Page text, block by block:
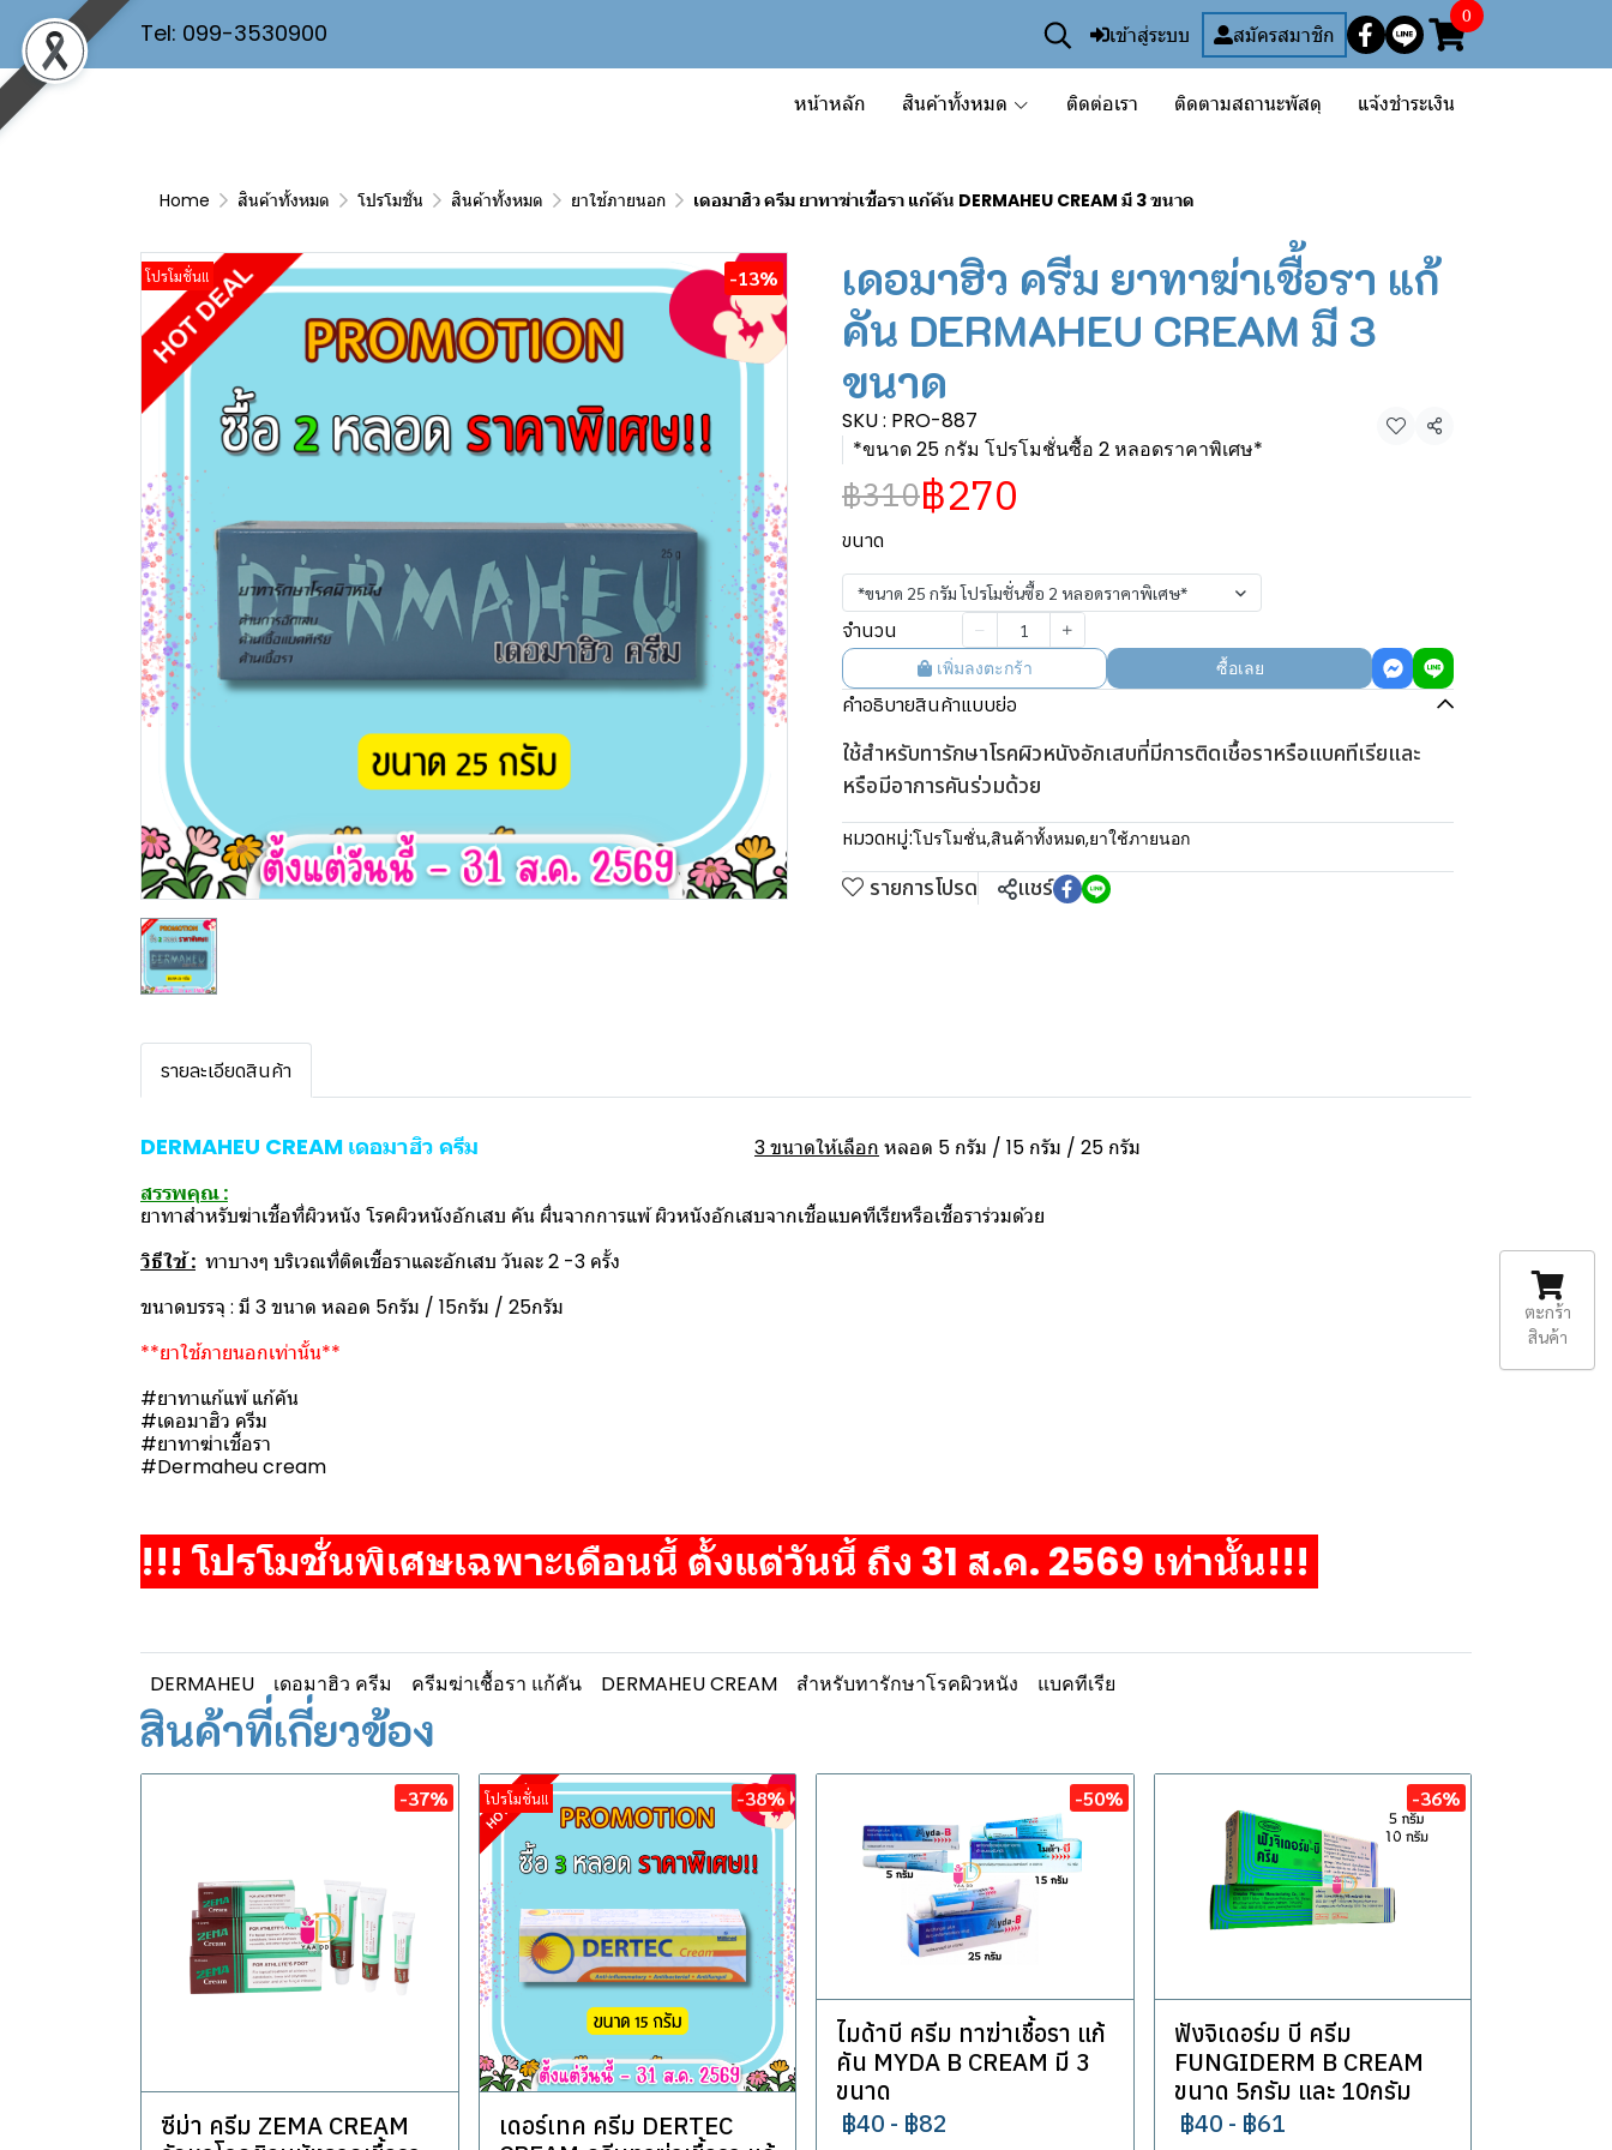
Tel: 099-3530900 เข้าสู่ระบบ สมัครสมาชิก
0
หน้าหลัก สินค้าทั้งหมด ติดต่อเรา ติดตามสถานะพัสดุ แจ้งชำระเงิน
Home สินค้าทั้งหมด โปรโมชั่น สินค้าทั้งหมด ยาใช้ภายนอก เดอมาฮิว ครีม ยาทาฆ่าเชื้อรา แก้คัน DERMAHEU CREAM มี 3 ขนาด
โปรโมชั่น!! -13%
เดอมาฮิว ครีม ยาทาฆ่าเชื้อรา แก้
คัน DERMAHEU CREAM มี 3
ขนาด
SKU : PRO-887
*ขนาด 25 กรัม โปรโมชั่นซื้อ 2 หลอดราคาพิเศษ*
แชร์
฿310฿270
ขนาด
*ขนาด 25 กรัม โปรโมชั่นซื้อ 2 หลอดราคาพิเศษ*
จำนวน
เพิ่มลงตะกร้า
ซื้อเลย
คำอธิบายสินค้าแบบย่อ
ใช้สำหรับทารักษาโรคผิวหนังอักเสบที่มีการติดเชื้อราหรือแบคทีเรียและ
หรือมีอาการคันร่วมด้วย
หมวดหมู่:โปรโมชั่น,สินค้าทั้งหมด,ยาใช้ภายนอก
รายการโปรด แชร์
รายละเอียดสินค้า
DERMAHEU CREAM เดอมาฮิว ครีม 3 ขนาดให้เลือก หลอด 5 กรัม / 15 กรัม / 25 กรัม
สรรพคุณ :
ยาทาสำหรับฆ่าเชื้อที่ผิวหนัง โรคผิวหนังอักเสบ คัน ผื่นจากการแพ้ ผิวหนังอักเสบจากเชื้อแบคทีเรียหรือเชื้อราร่วมด้วย
วิธีใช้ : ทาบางๆ บริเวณที่ติดเชื้อราและอักเสบ วันละ 2 -3 ครั้ง
ขนาดบรรจุ : มี 3 ขนาด หลอด 5กรัม / 15กรัม / 25กรัม
**ยาใช้ภายนอกเท่านั้น**
#ยาทาแก้แพ้ แก้คัน
#เดอมาฮิว ครีม
#ยาทาฆ่าเชื้อรา
#Dermaheu cream
!!! โปรโมชั่นพิเศษเฉพาะเดือนนี้ ตั้งแต่วันนี้ ถึง 31 ส.ค. 2569 เท่านั้น!!!
DERMAHEU เดอมาฮิว ครีม ครีมฆ่าเชื้อรา แก้คัน DERMAHEU CREAM สำหรับทารักษาโรคผิวหนัง แบคทีเรีย
สินค้าที่เกี่ยวข้อง
-37%
ซีม่า ครีม ZEMA CREAM
โปรโมชั่น!! -38%
เดอร์เทค ครีม DERTEC
-50%
ไมด้าบี ครีม ทาฆ่าเชื้อรา แก้
คัน MYDA B CREAM มี 3
ขนาด
฿40 - ฿82
-36%
ฟังจิเดอร์ม บี ครีม
FUNGIDERM B CREAM
ขนาด 5กรัม และ 10กรัม
฿40 - ฿61
ตะกร้า
สินค้า